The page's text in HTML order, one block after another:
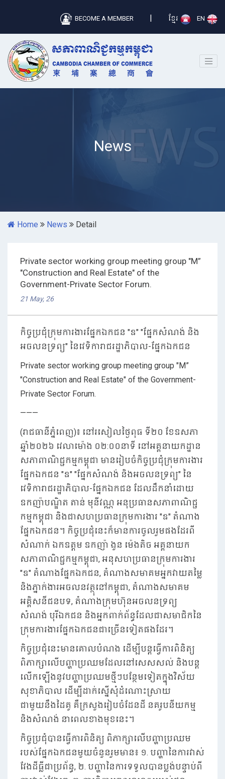
BECOME A MEMBER | ខ្មែរ EN
News
Home News Detail
Private sector working group meeting group "M”
"Construction and Real Estate" of the
Government-Private Sector Forum.
21 May, 26
កិច្ចប្រជុំក្រុមការងារផ្នែកឯកជន "ឌ" "ផ្នែកសំណង់ និង
អចលនទ្រព្យ" នៃវេទិការាជរដ្ឋាភិបាល-ផ្នែកឯកជន
Private sector working group meeting group "M”
"Construction and Real Estate" of the Government-
Private Sector Forum.
———
(រាជធានីភ្នំពេញ)៖ នៅរសៀលថ្ងៃពុធ ទី២០ ខែឧសភា
ឆ្នាំ២០២៦ វេលាម៉ោង ០២:០០នាទី នៅអគ្គនាយកដ្ឋាន
សភាពាណិជ្ជកម្មកម្ពុជា មានរៀបចំកិច្ចប្រជុំក្រុមការងារ
ផ្នែកឯកជន "ឌ" "ផ្នែកសំណង់ និងអចលនទ្រព្យ" នៃ
វេទិការាជរដ្ឋាភិបាល-ផ្នែកឯកជន ដែលដឹកនាំដោយ
ឧកញ៉ាបណ្ឌិត តាន់ មុនីវណ្ណ អនុប្រធានសភាពាណិជ្ជ
កម្មកម្ពុជា និងជាសហប្រធានក្រុមការងារ "ឌ" តំណាង
ផ្នែកឯកជន។ កិច្ចប្រជុំនេះក៏មានការចូលរួមផងដែរពី
សំណាក់ ឯកឧត្តម ឧកញ៉ា ងួន ម៉េងតិច​ អគ្គនាយក
សភាពាណិជ្ជកម្មកម្ពុជា, អនុសហប្រធានក្រុមការងារ
"ឌ" តំណាងផ្នែកឯកជន​, តំណាងសមាគមអ្នកវាយតម្លៃ
និងភ្នាក់ងារអចលនវត្ថុនៅកម្ពុជា, តំណាងសមាគម
អគ្គិសនីជនបទ, តំណាងក្រុមហ៊ុនអចលនទ្រព្យ
សំណង់ បុរីឯកជន និងអ្នកពាក់ព័ន្ធដែលជាសមាជិកនៃ
ក្រុមការងារផ្នែកឯកជនជាច្រើនទៀតផងដែរ។
កិច្ចប្រជុំនេះមានគោលបំណង ដើម្បីបន្តធ្វើការពិនិត្យ
ពិភាក្សាលើបញ្ហាប្រឈមដែលនៅសេសសល់ និងបន្ត
លើកឡើងនូវបញ្ហាប្រឈមថ្មីៗបន្ថែមទៀតក្នុងវិស័យ
សុខាភិបាល ដើម្បីដាក់ស្នើសុំដំណោះស្រាយ
ជាមួយនឹងដៃគូ គឺក្រសួងរៀបចំដែនដី នគរូបនីយកម្ម
និងសំណង់ នាពេលខាងមុខនេះ។
កិច្ចប្រជុំបានធ្វើការពិនិត្យ ពិភាក្សាលើបញ្ហាប្រឈម
របស់ផ្នែកឯកជនមួយចំនួនរួមមាន៖ ១. បញ្ហានៃការវាស់
វែងដីធ្លីជាប្រព័ន្ធ, ២. បញ្ហានៃការទទួលបានប្លង់បន្ទាប់ពី